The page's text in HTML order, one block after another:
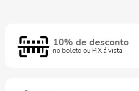
10% de desconto
no boleto ou PIX á vista